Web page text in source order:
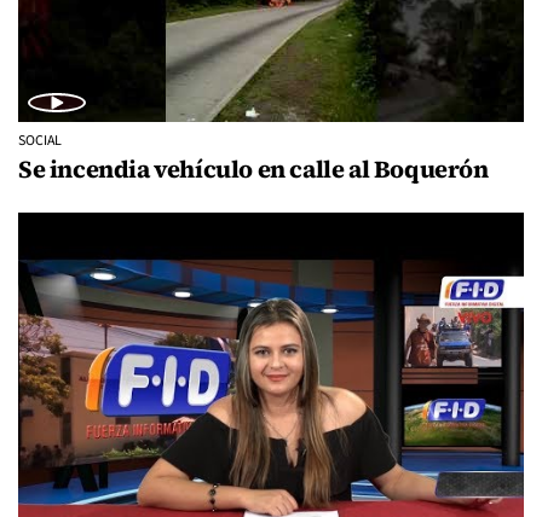
SOCIAL
Se incendia vehículo en calle al Boquerón